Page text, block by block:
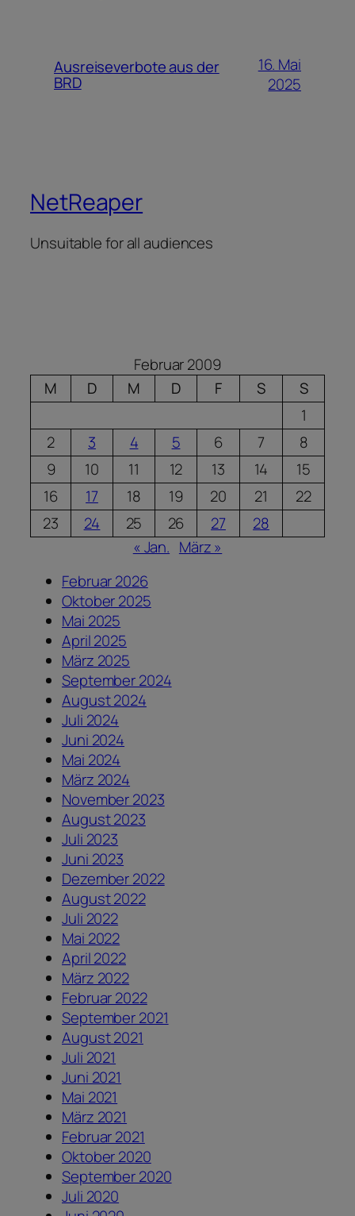
Ausreiseverbote aus der
BRD
16. Mai
2025
NetReaper
Unsuitable for all audiences
Februar 2009
M
D M D F S
S
1
2
3 4 5 6 7
8
9
10 11 12 13 14
15
16
17 18 19 20 21
22
23
24 25 26 27
28
« Jan. März »
Februar 2026
Oktober 2025
Mai 2025
April 2025
März 2025
September 2024
August 2024
Juli 2024
Juni 2024
Mai 2024
März 2024
November 2023
August 2023
Juli 2023
Juni 2023
Dezember 2022
August 2022
Juli 2022
Mai 2022
April 2022
März 2022
Februar 2022
September 2021
August 2021
Juli 2021
Juni 2021
Mai 2021
März 2021
Februar 2021
Oktober 2020
September 2020
Juli 2020